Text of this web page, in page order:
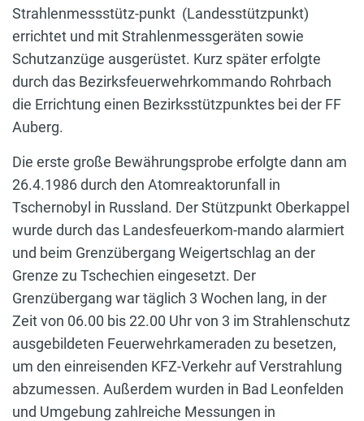
Strahlenmessstütz-punkt (Landesstützpunkt)
errichtet und mit Strahlenmessgeräten sowie
Schutzanzüge ausgerüstet. Kurz später erfolgte
durch das Bezirksfeuerwehrkommando Rohrbach
die Errichtung einen Bezirksstützpunktes bei der FF
Auberg.
Die erste große Bewährungsprobe erfolgte dann am
26.4.1986 durch den Atomreaktorunfall in
Tschernobyl in Russland. Der Stützpunkt Oberkappel
wurde durch das Landesfeuerkom-mando alarmiert
und beim Grenzübergang Weigertschlag an der
Grenze zu Tschechien eingesetzt. Der
Grenzübergang war täglich 3 Wochen lang, in der
Zeit von 06.00 bis 22.00 Uhr von 3 im Strahlenschutz
ausgebildeten Feuerwehrkameraden zu besetzen,
um den einreisenden KFZ-Verkehr auf Verstrahlung
abzumessen. Außerdem wurden in Bad Leonfelden
und Umgebung zahlreiche Messungen in